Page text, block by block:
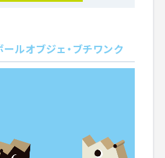
ルオブジェ・ブチワンク